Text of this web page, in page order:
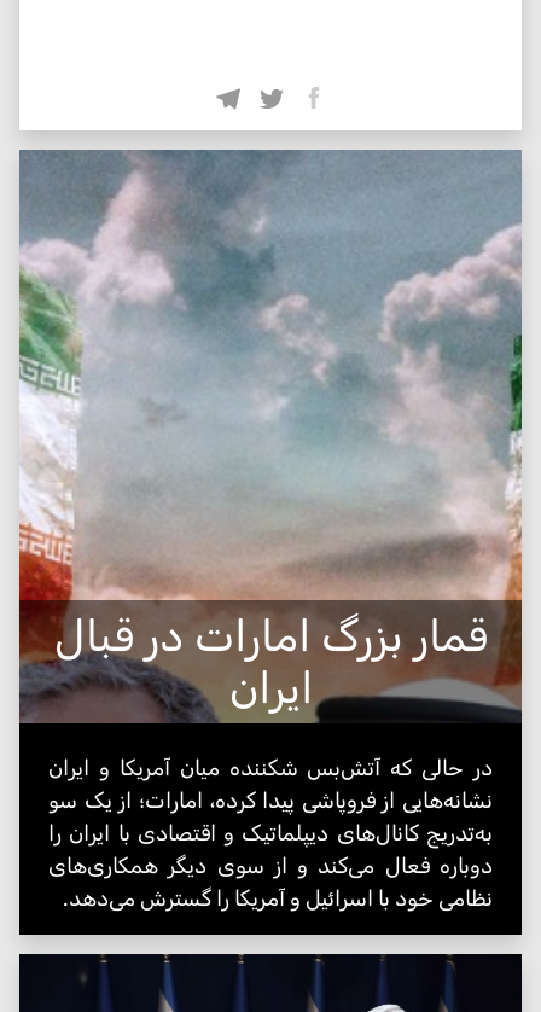
قمار بزرگ امارات در قبال
ایران
در حالی که آتش‌بس شکننده میان آمریکا و ایران
نشانه‌هایی از فروپاشی پیدا کرده، امارات؛ از یک سو
به‌تدریج کانال‌های دیپلماتیک و اقتصادی با ایران را
دوباره فعال می‌کند و از سوی دیگر همکاری‌های
نظامی خود با اسرائیل و آمریکا را گسترش می‌دهد.